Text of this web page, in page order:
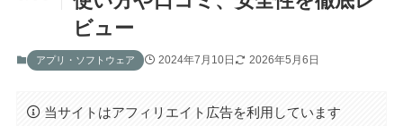
ビュー
アプリ・ソフトウェア 2024年7月10日 2026年5月6日
当サイトはアフィリエイト広告を利用しています